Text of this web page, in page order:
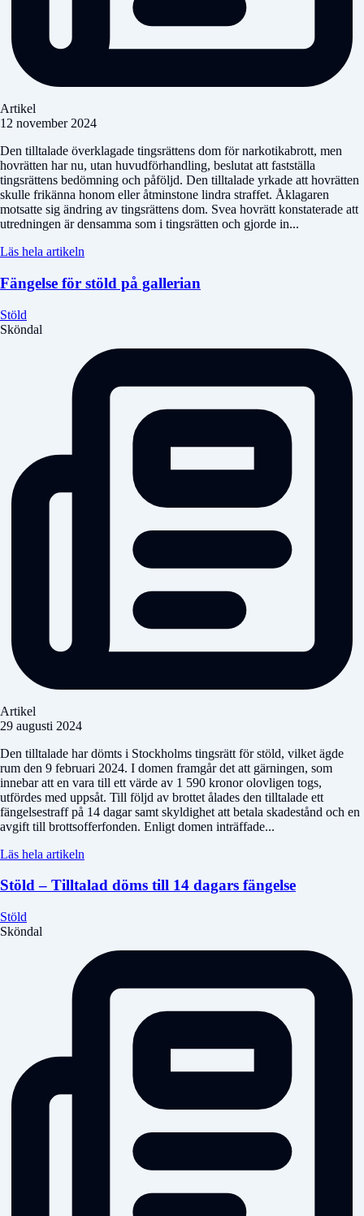
Artikel
12 november 2024
Den tilltalade överklagade tingsrättens dom för narkotikabrott, men
hovrätten har nu, utan huvudförhandling, beslutat att fastställa
tingsrättens bedömning och påföljd. Den tilltalade yrkade att hovrätten
skulle frikänna honom eller åtminstone lindra straffet. Åklagaren
motsatte sig ändring av tingsrättens dom. Svea hovrätt konstaterade att
utredningen är densamma som i tingsrätten och gjorde in...
Läs hela artikeln
Fängelse för stöld på gallerian
Stöld
Sköndal
Artikel
29 augusti 2024
Den tilltalade har dömts i Stockholms tingsrätt för stöld, vilket ägde
rum den 9 februari 2024. I domen framgår det att gärningen, som
innebar att en vara till ett värde av 1 590 kronor olovligen togs,
utfördes med uppsåt. Till följd av brottet ålades den tilltalade ett
fängelsestraff på 14 dagar samt skyldighet att betala skadestånd och en
avgift till brottsofferfonden. Enligt domen inträffade...
Läs hela artikeln
Stöld – Tilltalad döms till 14 dagars fängelse
Stöld
Sköndal